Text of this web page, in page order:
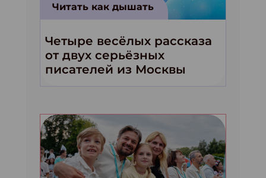
Читать как дышать
Четыре весёлых рассказа
от двух серьёзных
писателей из Москвы